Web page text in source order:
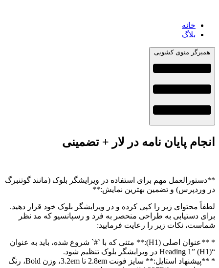
خانه
بلاگ
همبرگر منوی کشویی
انجام پایان نامه در لار + تضمینی
**دستورالعمل مهم برای استفاده در ویرایشگر بلوک (مانند گوتنبرگ
در وردپرس) و تضمین بهترین نمایش:**
لطفاً محتوای زیر را کپی کرده و در ویرایشگر بلوک خود قرار دهید.
برای دستیابی به طراحی منحصر به فرد و رسپانسیو که مد نظر
شماست، نکات زیر را رعایت فرمایید:
* **عنوان اصلی (H1):** متنی که با `#` شروع شده، باید به عنوان
“Heading 1” (H1) در ویرایشگر بلوک تنظیم شود.
* **پیشنهاد استایل:** سایز فونت 2.8em تا 3.2em، وزن Bold، رنگ